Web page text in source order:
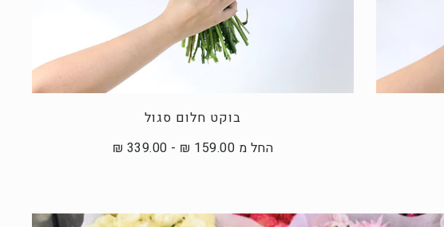
בוקט חלום סגול
החל מ 159.00 ₪ - 339.00 ₪